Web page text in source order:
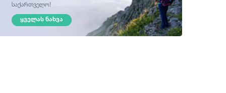
საქართველო!
ᲧᲕᲔᲚᲐᲡ ᲜᲐᲮᲕᲐ